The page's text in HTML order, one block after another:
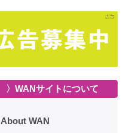
〉WANサイトについて
About WAN